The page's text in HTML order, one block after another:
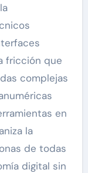
fricción que
complejas
en
la
de todas
digital sin